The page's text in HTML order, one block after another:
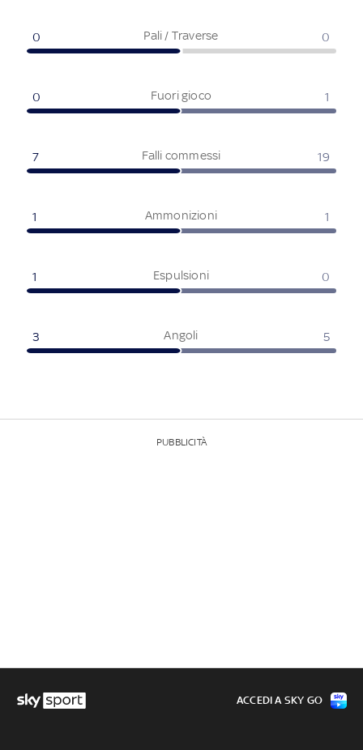
Pali / Traverse
0 0
Fuori gioco
0 1
Falli commessi
7 19
Ammonizioni
1 1
Espulsioni
1 0
Angoli
3 5
PUBBLICITÀ
ACCEDI A SKY GO